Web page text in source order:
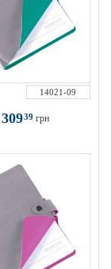
14021-09
30939 грн